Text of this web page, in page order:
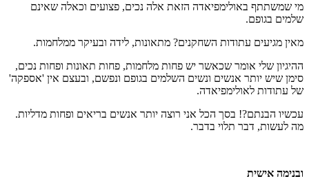
מי שמשתתף באולימפיאדה הזאת אלה נכים, פצועים וכאלה שאינם
שלמים בגופם.
מאין מגיעים עתודות השחקנים? מתאונות, לידה ובעיקר ממלחמות.
ההיגיון שלי אומר שכאשר יש פחות מלחמות, פחות תאונות ופחות נכים,
סימן שיש יותר אנשים ונשים השלמים בגופם ונפשם, ובעצם אין 'אספקה'
של עתודות לאולימפיאדה.
עכשיו הבנתם?! בסך הכל אני רוצה יותר אנשים בריאים ופחות מדליות.
מה לעשות, דבר תלוי בדבר.
ובנימה אישית